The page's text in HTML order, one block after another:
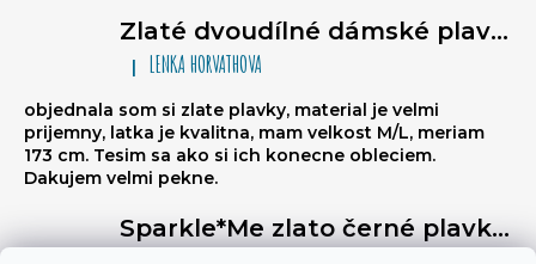
Zlaté dvoudílné dámské plavky brazilky - trojúhelníkové bikiny na zavazování, nařasené brazilky
Hodnocení produktu je 5 z 5 hvězdiček.
| LENKA HORVATHOVA
objednala som si zlate plavky, material je velmi
prijemny, latka je kvalitna, mam velkost M/L, meriam
173 cm. Tesim sa ako si ich konecne obleciem.
Dakujem velmi pekne.
Sparkle*Me zlato černé plavky vysoký pas - kalhotky brazilky s prošitím vzadu s možností ohybu na bokovky se zlatým lemem